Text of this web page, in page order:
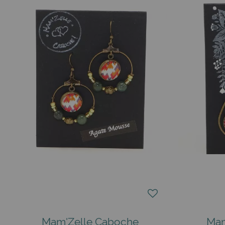
Associer vos cabochons : quelques idées
Un tee-shirt blanc et un jean brut ? Choisissez une paire
discret. Au bureau, les dormeuses fines ajoutent une
Conseils d’entretien
Rangez vos boucles dans un sachet fermé pour limiter
Les traces résiduelles partent en frottant doucement
Notre service en ligne
La technique du cabochon crée une loupe chromatique
Mam'Zelle Caboche